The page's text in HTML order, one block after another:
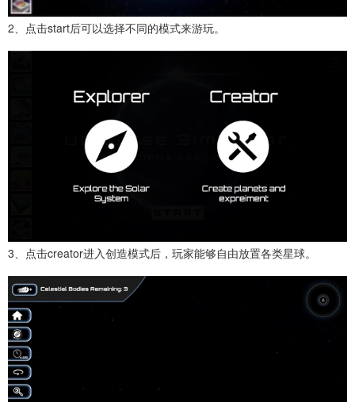
2、点击start后可以选择不同的模式来游玩。
3、点击creator进入创造模式后，玩家能够自由放置各类星球。